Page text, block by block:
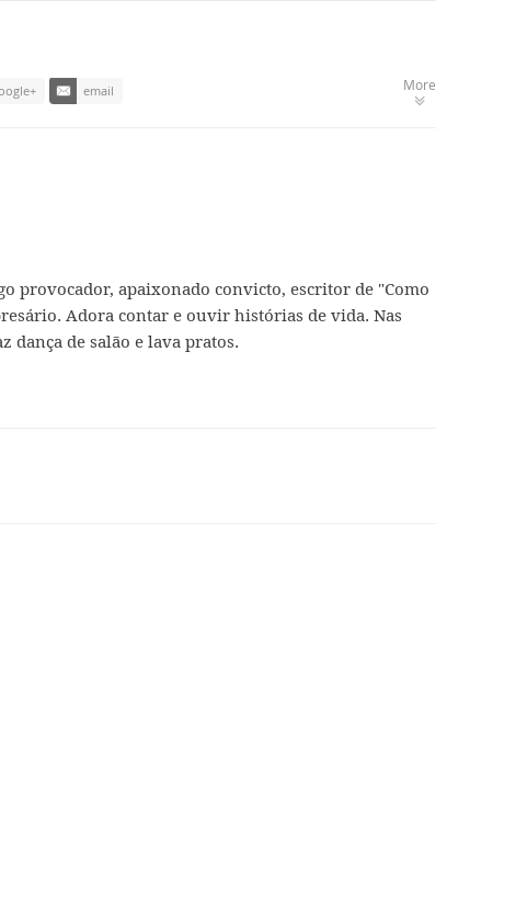
email More
provocador, apaixonado convicto, escritor de "Como
Adora contar e ouvir histórias de vida. Nas
dança de salão e lava pratos.